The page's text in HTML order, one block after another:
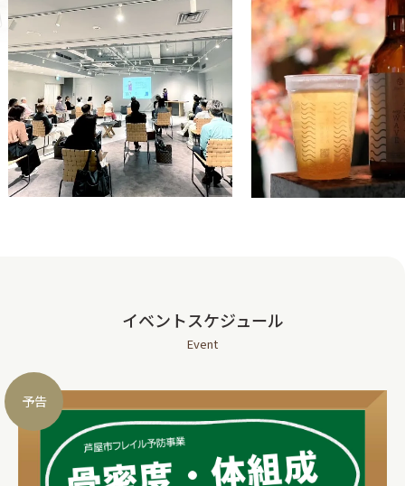
イベントスケジュール
Event